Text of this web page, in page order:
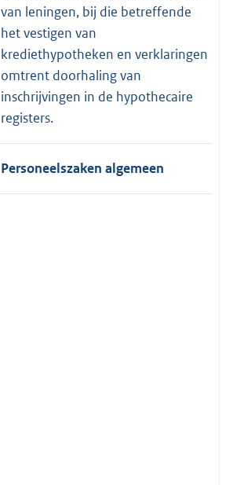
van leningen, bij die betreffende
het vestigen van
krediethypotheken en verklaringen
omtrent doorhaling van
inschrijvingen in de hypothecaire
registers.
Personeelszaken algemeen